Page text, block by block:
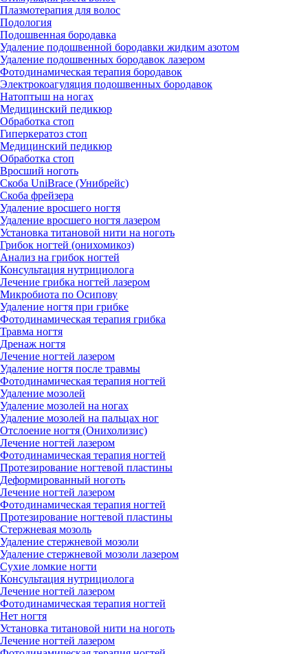
Плазмотерапия для волос
Подология
Подошвенная бородавка
Удаление подошвенной бородавки жидким азотом
Удаление подошвенных бородавок лазером
Фотодинамическая терапия бородавок
Электрокоагуляция подошвенных бородавок
Натоптыш на ногах
Медицинский педикюр
Обработка стоп
Гиперкератоз стоп
Медицинский педикюр
Обработка стоп
Вросший ноготь
Скоба UniBrace (Унибрейс)
Скоба фрейзера
Удаление вросшего ногтя
Удаление вросшего ногтя лазером
Установка титановой нити на ноготь
Грибок ногтей (онихомикоз)
Анализ на грибок ногтей
Консультация нутрициолога
Лечение грибка ногтей лазером
Микробиота по Осипову
Удаление ногтя при грибке
Фотодинамическая терапия грибка
Травма ногтя
Дренаж ногтя
Лечение ногтей лазером
Удаление ногтя после травмы
Фотодинамическая терапия ногтей
Удаление мозолей
Удаление мозолей на ногах
Удаление мозолей на пальцах ног
Отслоение ногтя (Онихолизис)
Лечение ногтей лазером
Фотодинамическая терапия ногтей
Протезирование ногтевой пластины
Деформированный ноготь
Лечение ногтей лазером
Фотодинамическая терапия ногтей
Протезирование ногтевой пластины
Стержневая мозоль
Удаление стержневой мозоли
Удаление стержневой мозоли лазером
Сухие ломкие ногти
Консультация нутрициолога
Лечение ногтей лазером
Фотодинамическая терапия ногтей
Нет ногтя
Установка титановой нити на ноготь
Лечение ногтей лазером